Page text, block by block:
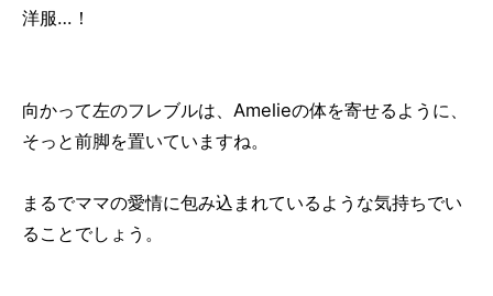
洋服…！
向かって左のフレブルは、Amelieの体を寄せるように、
そっと前脚を置いていますね。
まるでママの愛情に包み込まれているような気持ちでい
ることでしょう。